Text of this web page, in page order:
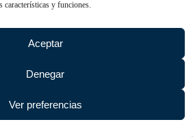
características y funciones.
Aceptar
Denegar
Ver preferencias